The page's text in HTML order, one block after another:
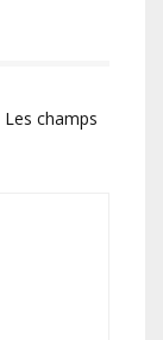
Les champs